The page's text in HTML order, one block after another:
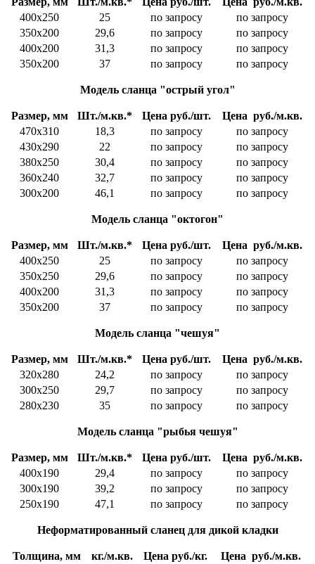
400х250
25 по запросу
по запросу
350х200
29,6 по запросу
по запросу
400х200
31,3 по запросу
по запросу
350х200
37 по запросу по запросу
Модель сланца "острый угол"
Размер, мм Шт./м.кв.* Цена руб./шт.
Цена руб./м.кв.
470х310
18,3 по запросу
по запросу
430х290
22 по запросу
по запросу
380х250
30,4 по запросу
по запросу
360х240
32,7 по запросу
по запросу
300х200
46,1 по запросу по запросу
Модель сланца "октогон"
Размер, мм Шт./м.кв.* Цена руб./шт.
Цена руб./м.кв.
400х250
25 по запросу
по запросу
350х250
29,6 по запросу
по запросу
400х200
31,3 по запросу
по запросу
350х200
37 по запросу по запросу
Модель сланца "чешуя"
Размер, мм Шт./м.кв.* Цена руб./шт.
Цена руб./м.кв.
320х280
24,2 по запросу
по запросу
300х250
29,7 по запросу
по запросу
280х230
35 по запросу по запросу
Модель сланца "рыбья чешуя"
Размер, мм Шт./м.кв.* Цена руб./шт.
Цена руб./м.кв.
400х190
29,4 по запросу
по запросу
300х190
39,2 по запросу
по запросу
250х190
47,1 по запросу по запросу
Неформатированный сланец для дикой кладки
Толщина, мм кг./м.кв. Цена руб./кг.
Цена руб./м.кв.